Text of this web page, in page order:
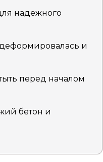
надежного
деформировалась и
перед началом
бетон и